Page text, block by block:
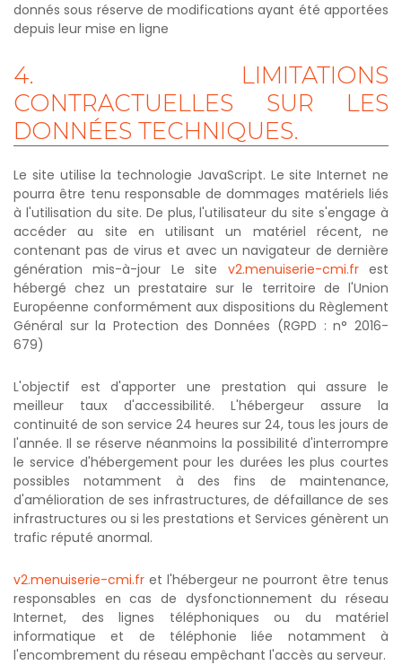
donnés sous réserve de modifications ayant été apportées
depuis leur mise en ligne
4.
LIMITATIONS
CONTRACTUELLES
SUR
LES
DONNÉES TECHNIQUES.
Le site utilise la technologie JavaScript. Le site Internet ne
pourra être tenu responsable de dommages matériels liés
à l'utilisation du site. De plus, l'utilisateur du site s'engage à
accéder au site en utilisant un matériel récent, ne
contenant pas de virus et avec un navigateur de dernière
génération mis-à-jour Le site v2.menuiserie-cmi.frest
hébergé chez un prestataire sur le territoire de l'Union
Européenne conformément aux dispositions du Règlement
Général sur la Protection des Données (RGPD : n° 2016-
679)
L'objectif est d'apporter une prestation qui assure le
meilleur taux d'accessibilité. L'hébergeur assure la
continuité de son service 24 heures sur 24, tous les jours de
l'année. Il se réserve néanmoins la possibilité d'interrompre
le service d'hébergement pour les durées les plus courtes
possibles notamment à des fins de maintenance,
d'amélioration de ses infrastructures, de défaillance de ses
infrastructures ou si les prestations et Services génèrent un
trafic réputé anormal.
v2.menuiserie-cmi.fr et l'hébergeur ne pourront être tenus
responsables en cas de dysfonctionnement du réseau
Internet, des lignes téléphoniques ou du matériel
informatique et de téléphonie liée notamment à
l'encombrement du réseau empêchant l'accès au serveur.